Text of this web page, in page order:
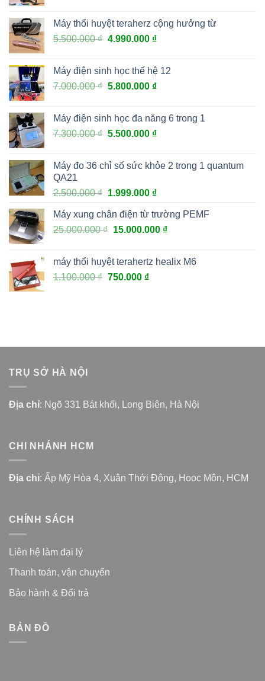
Máy thổi huyệt teraherz cộng hưởng từ
5.500.000₫ 4.990.000 ₫
Máy điện sinh học thế hệ 12
7.000.000₫ 5.800.000 ₫
Máy điện sinh học đa năng 6 trong 1
7.300.000₫ 5.500.000 ₫
Máy đo 36 chỉ số sức khỏe 2 trong 1 quantum
QA21
2.500.000₫ 1.999.000 ₫
Máy xung chân điện từ trường PEMF
25.000.000₫ 15.000.000 ₫
máy thổi huyệt terahertz healix M6
1.100.000₫ 750.000 ₫
TRỤ SỞ HÀ NỘI
Địa chỉ: Ngõ 331 Bát khối, Long Biên, Hà Nội
CHI NHÁNH HCM
Địa chỉ: Ấp Mỹ Hòa 4, Xuân Thới Đông, Hooc Môn, HCM
CHÍNH SÁCH
Liên hệ làm đại lý
Thanh toán, vận chuyển
Bảo hành & Đổi trả
BẢN ĐỒ